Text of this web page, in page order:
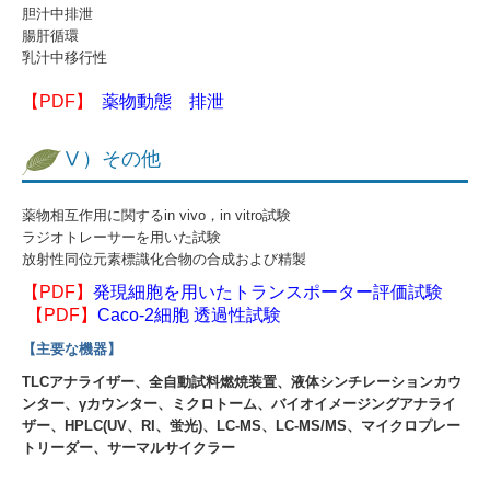
情報セキュリティ基本方針
胆汁中排泄
腸肝循環
乳汁中移行性
【PDF】 薬物動態 排泄
Ⅴ）その他
薬物相互作用に関するin vivo，in vitro試験
ラジオトレーサーを用いた試験
放射性同位元素標識化合物の合成および精製
【PDF】 発現細胞を用いたトランスポーター評価試験
【PDF】 Caco-2細胞 透過性試験
【主要な機器】
TLCアナライザー、全自動試料燃焼装置、液体シンチレーションカウ
ンター、γカウンター、ミクロトーム、バイオイメージングアナライ
ザー、HPLC(UV、RI、蛍光)、LC-MS、LC-MS/MS、マイクロプレー
トリーダー、サーマルサイクラー